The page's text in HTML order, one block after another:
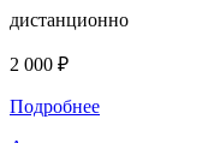
дистанционно
2 000 ₽
Подробнее